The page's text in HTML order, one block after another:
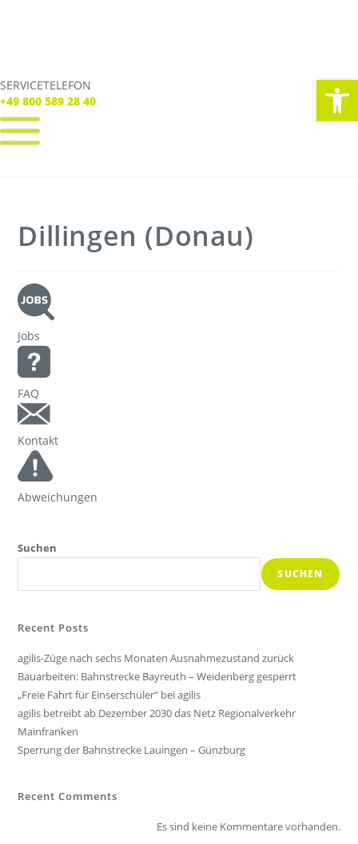
SERVICETELEFON
+49 800 589 28 40
SERVICE TELEFON
+49 800 589 28 40
Tickets
Freizeit
Dillingen (Donau)
Jobs
FAQ
Kontakt
Abweichungen
Suchen
SUCHEN
Recent Posts
agilis-Züge nach sechs Monaten Ausnahmezustand zurück
Bauarbeiten: Bahnstrecke Bayreuth – Weidenberg gesperrt
„Freie Fahrt für Einserschüler“ bei agilis
agilis betreibt ab Dezember 2030 das Netz Regionalverkehr
Mainfranken
Sperrung der Bahnstrecke Lauingen – Günzburg
Recent Comments
Es sind keine Kommentare vorhanden.